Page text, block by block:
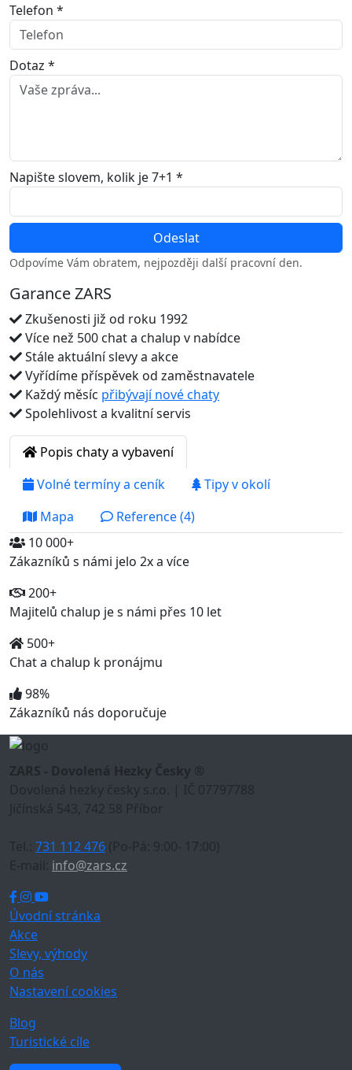
Telefon *
Dotaz *
Napište slovem, kolik je 7+1 *
Odpovíme Vám obratem, nejpozději další pracovní den.
Garance ZARS
Zkušenosti již od roku 1992
Více než 500 chat a chalup v nabídce
Stále aktuální slevy a akce
Vyřídíme příspěvek od zaměstnavatele
Každý měsíc přibývají nové chaty
Spolehlivost a kvalitní servis
Popis chaty a vybavení
Volné termíny a ceník
Tipy v okolí
Mapa
Reference (4)
10 000+
Zákazníků s námi jelo 2x a více
200+
Majitelů chalup je s námi přes 10 let
500+
Chat a chalup k pronájmu
98%
Zákazníků nás doporučuje
ZARS - Dovolená Hezky Česky ®
Dovolená hezky česky s.r.o. | IČ 07797788
Jičínská 543, 742 58 Příbor
Tel.: 731 112 476 (Po-Pá: 9:00- 17:00)
E-mail: info@zars.cz
Úvodní stránka
Akce
Slevy, výhody
O nás
Nastavení cookies
Blog
Turistické cíle